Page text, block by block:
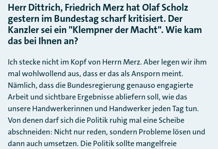
Herr Dittrich, Friedrich Merz hat Olaf Scholz
gestern im Bundestag scharf kritisiert. Der
Kanzler sei ein "Klempner der Macht". Wie kam
das bei Ihnen an?
Ich stecke nicht im Kopf von Herrn Merz. Aber legen wir ihm
mal wohlwollend aus, dass er das als Ansporn meint.
Nämlich, dass die Bundesregierung genauso engagierte
Arbeit und sichtbare Ergebnisse abliefern soll, wie das
unsere Handwerkerinnen und Handwerker jeden Tag tun.
Von denen darf sich die Politik ruhig mal eine Scheibe
abschneiden: Nicht nur reden, sondern Probleme lösen und
dann auch umsetzen. Die Politik sollte mangelfreie